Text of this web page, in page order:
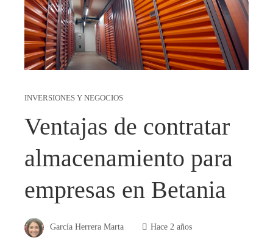
INVERSIONES Y NEGOCIOS
Ventajas de contratar
almacenamiento para
empresas en Betania
García Herrera Marta Hace 2 años